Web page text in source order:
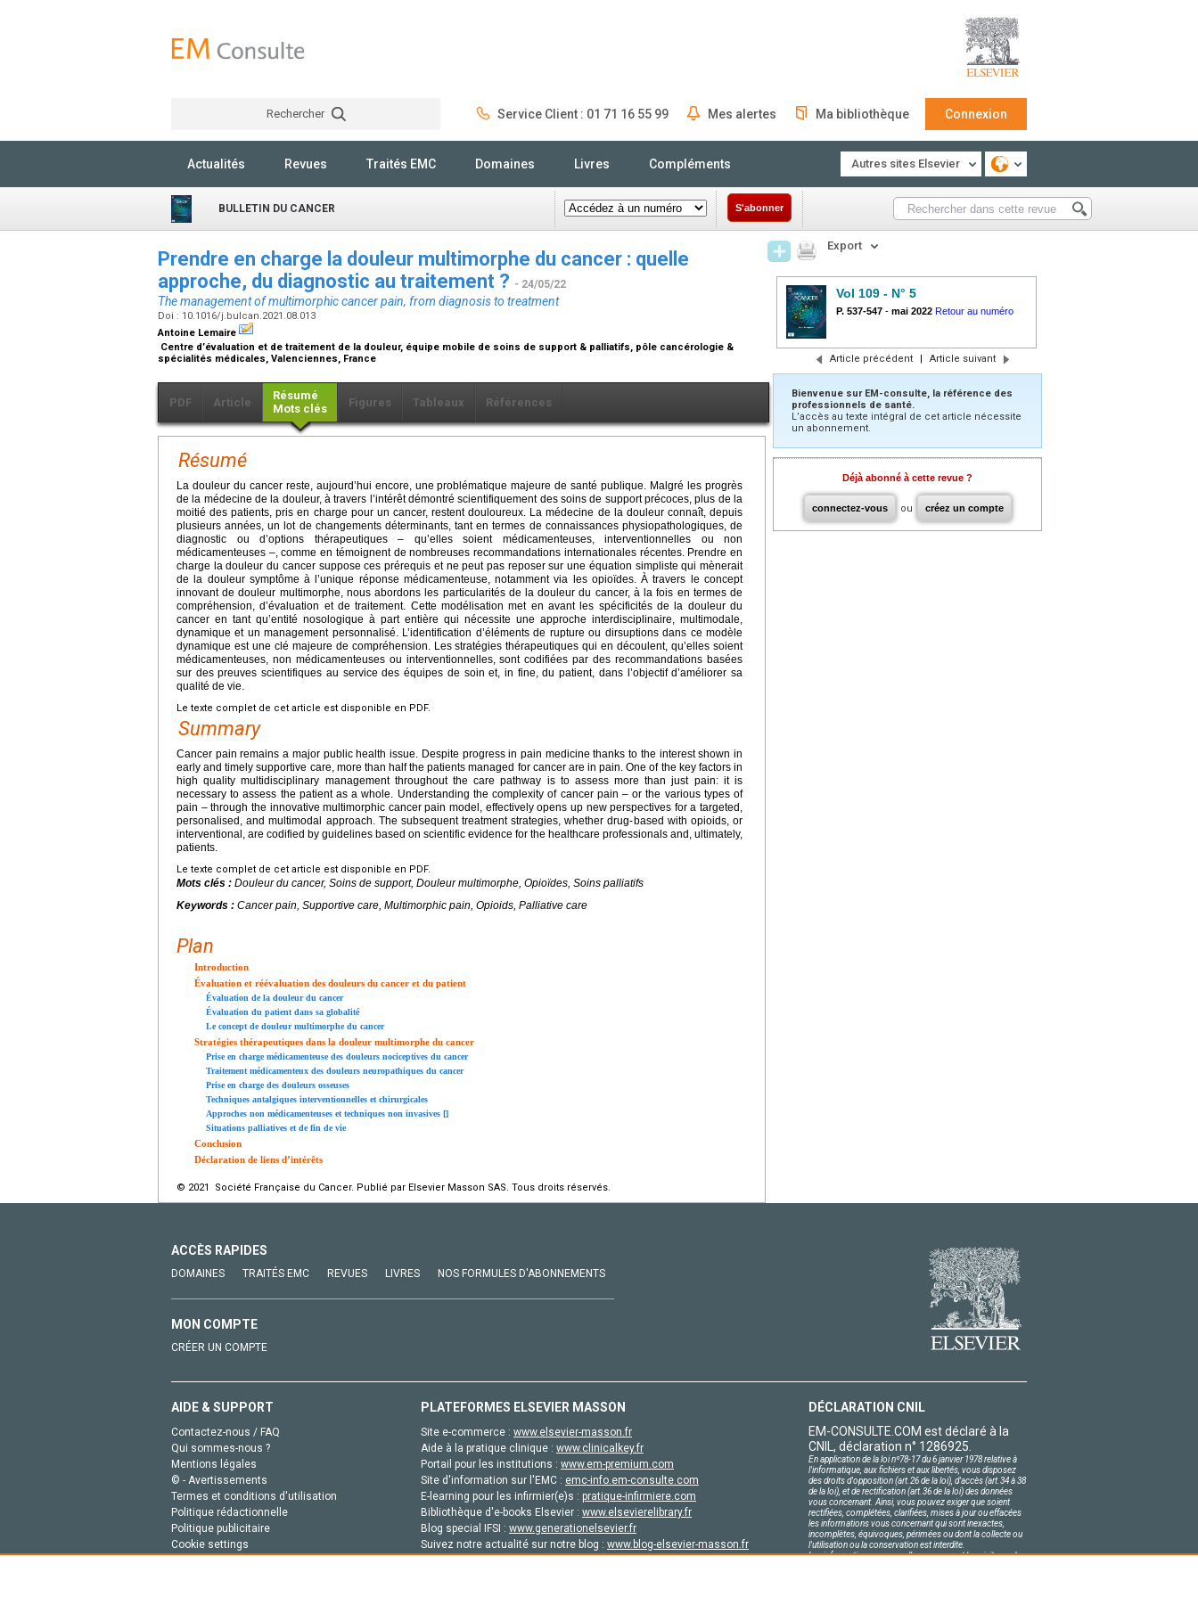
Rechercher Service Client : 01 71 16 55 99 Mes alertes Ma bibliothèque Connexion
Actualités Revues Traités EMC Domaines Livres Compléments Autres sites Elsevier
BULLETIN DU CANCER S'abonner
Prendre en charge la douleur multimorphe du cancer : quelle
approche, du diagnostic au traitement ? - 24/05/22
The management of multimorphic cancer pain, from diagnosis to treatment
Doi : 10.1016/j.bulcan.2021.08.013
Antoine Lemaire
Centre d’évaluation et de traitement de la douleur, équipe mobile de soins de support & palliatifs, pôle cancérologie &
spécialités médicales, Valenciennes, France
PDF Article
Résumé
Mots clés
Figures Tableaux Références
Résumé
La douleur du cancer reste, aujourd’hui encore, une problématique majeure de santé publique. Malgré les progrès
de la médecine de la douleur, à travers l’intérêt démontré scientifiquement des soins de support précoces, plus de la
moitié des patients, pris en charge pour un cancer, restent douloureux. La médecine de la douleur connaît, depuis
plusieurs années, un lot de changements déterminants, tant en termes de connaissances physiopathologiques, de
diagnostic ou d’options thérapeutiques – qu’elles soient médicamenteuses, interventionnelles ou non
médicamenteuses –, comme en témoignent de nombreuses recommandations internationales récentes. Prendre en
charge la douleur du cancer suppose ces prérequis et ne peut pas reposer sur une équation simpliste qui mènerait
de la douleur symptôme à l’unique réponse médicamenteuse, notamment via les opioïdes. À travers le concept
innovant de douleur multimorphe, nous abordons les particularités de la douleur du cancer, à la fois en termes de
compréhension, d’évaluation et de traitement. Cette modélisation met en avant les spécificités de la douleur du
cancer en tant qu’entité nosologique à part entière qui nécessite une approche interdisciplinaire, multimodale,
dynamique et un management personnalisé. L’identification d’éléments de rupture ou dirsuptions dans ce modèle
dynamique est une clé majeure de compréhension. Les stratégies thérapeutiques qui en découlent, qu’elles soient
médicamenteuses, non médicamenteuses ou interventionnelles, sont codifiées par des recommandations basées
sur des preuves scientifiques au service des équipes de soin et, in fine, du patient, dans l’objectif d’améliorer sa
qualité de vie.
Le texte complet de cet article est disponible en PDF.
Summary
Cancer pain remains a major public health issue. Despite progress in pain medicine thanks to the interest shown in
early and timely supportive care, more than half the patients managed for cancer are in pain. One of the key factors in
high quality multidisciplinary management throughout the care pathway is to assess more than just pain: it is
necessary to assess the patient as a whole. Understanding the complexity of cancer pain – or the various types of
pain – through the innovative multimorphic cancer pain model, effectively opens up new perspectives for a targeted,
personalised, and multimodal approach. The subsequent treatment strategies, whether drug-based with opioids, or
interventional, are codified by guidelines based on scientific evidence for the healthcare professionals and, ultimately,
patients.
Le texte complet de cet article est disponible en PDF.
Mots clés : Douleur du cancer, Soins de support, Douleur multimorphe, Opioïdes, Soins palliatifs
Keywords : Cancer pain, Supportive care, Multimorphic pain, Opioids, Palliative care
Plan
Introduction
Évaluation et réévaluation des douleurs du cancer et du patient
Évaluation de la douleur du cancer
Évaluation du patient dans sa globalité
Le concept de douleur multimorphe du cancer
Stratégies thérapeutiques dans la douleur multimorphe du cancer
Prise en charge médicamenteuse des douleurs nociceptives du cancer
Traitement médicamenteux des douleurs neuropathiques du cancer
Prise en charge des douleurs osseuses
Techniques antalgiques interventionnelles et chirurgicales
Approches non médicamenteuses et techniques non invasives []
Situations palliatives et de fin de vie
Conclusion
Déclaration de liens d’intérêts
© 2021 Société Française du Cancer. Publié par Elsevier Masson SAS. Tous droits réservés.
Export
Vol 109 - N° 5
P. 537-547 - mai 2022 Retour au numéro
Article précédent | Article suivant
Bienvenue sur EM-consulte, la référence des
professionnels de santé.
L’accès au texte intégral de cet article nécessite
un abonnement.
Déjà abonné à cette revue ?
connectez-vous ou créez un compte
ACCÈS RAPIDES
DOMAINES TRAITÉS EMC REVUES LIVRES NOS FORMULES D'ABONNEMENTS
MON COMPTE
CRÉER UN COMPTE
AIDE & SUPPORT
Contactez-nous / FAQ
Qui sommes-nous ?
Mentions légales
© - Avertissements
Termes et conditions d'utilisation
Politique rédactionnelle
Politique publicitaire
Cookie settings
PLATEFORMES ELSEVIER MASSON
Site e-commerce : www.elsevier-masson.fr
Aide à la pratique clinique : www.clinicalkey.fr
Portail pour les institutions : www.em-premium.com
Site d'information sur l'EMC : emc-info.em-consulte.com
E-learning pour les infirmier(e)s : pratique-infirmiere.com
Bibliothèque d'e-books Elsevier : www.elsevierelibrary.fr
Blog special IFSI : www.generationelsevier.fr
Suivez notre actualité sur notre blog : www.blog-elsevier-masson.fr
DÉCLARATION CNIL
EM-CONSULTE.COM est déclaré à la
CNIL, déclaration n° 1286925.
En application de la loi nº78-17 du 6 janvier 1978 relative à
l'informatique, aux fichiers et aux libertés, vous disposez
des droits d'opposition (art.26 de la loi), d'accès (art.34 à 38
de la loi), et de rectification (art.36 de la loi) des données
vous concernant. Ainsi, vous pouvez exiger que soient
rectifiées, complétées, clarifiées, mises à jour ou effacées
les informations vous concernant qui sont inexactes,
incomplètes, équivoques, périmées ou dont la collecte ou
l'utilisation ou la conservation est interdite.
Les informations personnelles concernant les visiteurs de